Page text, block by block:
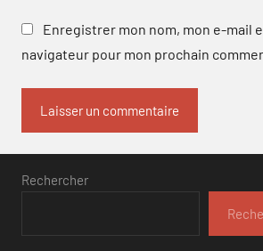
Enregistrer mon nom, mon e-mail
navigateur pour mon prochain
Rechercher